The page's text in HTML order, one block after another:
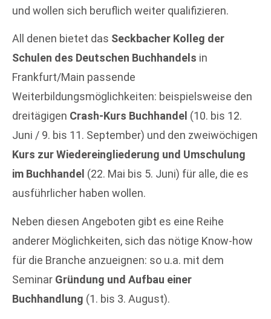
und wollen sich beruflich weiter qualifizieren.
All denen bietet das Seckbacher Kolleg der
Schulen des Deutschen Buchhandels in
Frankfurt/Main passende
Weiterbildungsmöglichkeiten: beispielsweise den
dreitägigen Crash-Kurs Buchhandel (10. bis 12.
Juni / 9. bis 11. September) und den zweiwöchigen
Kurs zur Wiedereingliederung und Umschulung
im Buchhandel (22. Mai bis 5. Juni) für alle, die es
ausführlicher haben wollen.
Neben diesen Angeboten gibt es eine Reihe
anderer Möglichkeiten, sich das nötige Know-how
für die Branche anzueignen: so u.a. mit dem
Seminar Gründung und Aufbau einer
Buchhandlung (1. bis 3. August).